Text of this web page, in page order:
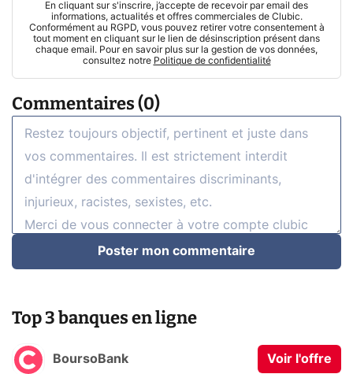
En cliquant sur s'inscrire, j’accepte de recevoir par email des
informations, actualités et offres commerciales de Clubic.
Conformément au RGPD, vous pouvez retirer votre consentement à
tout moment en cliquant sur le lien de désinscription présent dans
chaque email. Pour en savoir plus sur la gestion de vos données,
consultez notre Politique de confidentialité
Commentaires (0)
Poster mon commentaire
Top 3 banques en ligne
BoursoBank Voir l'offre